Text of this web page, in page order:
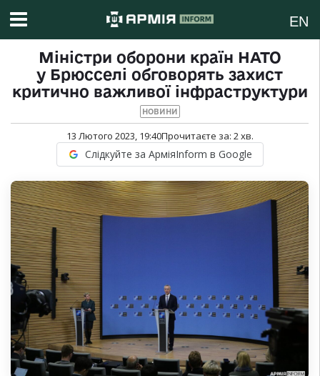
EN
Міністри оборони країн НАТО
у Брюсселі обговорять захист
критично важливої інфраструктури
НОВИНИ
13 Лютого 2023, 19:40Прочитаєте за: 2хв.
Слідкуйте за АрміяInform в Google